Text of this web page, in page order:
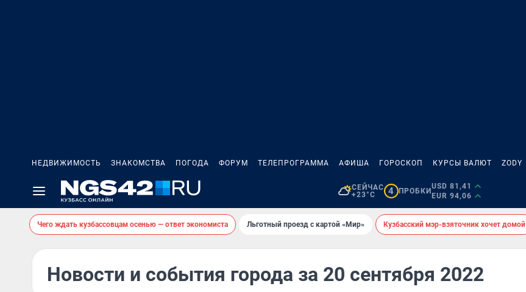
НЕДВИЖИМОСТЬ ЗНАКОМСТВА ПОГОДА ФОРУМ ТЕЛЕПРОГРАММА АФИША ГОРОСКОП КУРСЫ ВАЛЮТ ZODY
СЕЙЧАС
+23°C
4 ПРОБКИ
USD 81,41
EUR 94,06
Чего ждать кузбассовцам осенью — ответ экономиста Льготный проезд с картой «Мир» Кузбасский мэр-взяточник хочет домой
Новости и события города за 20 сентября 2022